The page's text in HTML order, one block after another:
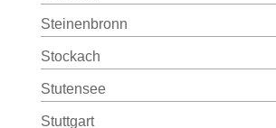
Steinenbronn
Stockach
Stutensee
Stuttgart